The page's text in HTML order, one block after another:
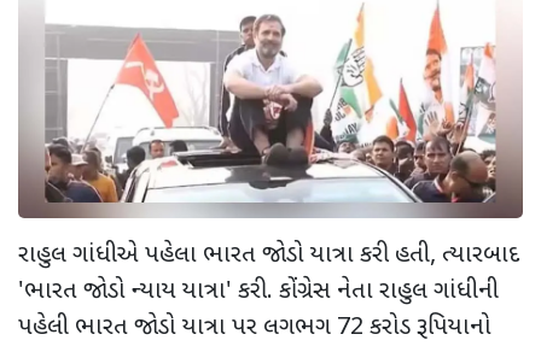
રાહુલ ગાંધીએ પહેલા ભારત જોડો યાત્રા કરી હતી, ત્યારબાદ
'ભારત જોડો ન્યાય યાત્રા' કરી. કોંગ્રેસ નેતા રાહુલ ગાંધીની
પહેલી ભારત જોડો યાત્રા પર લગભગ 72 કરોડ રૂપિયાનો